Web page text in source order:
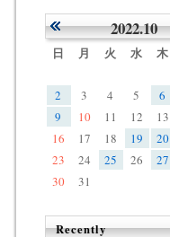
2022.10
日 月 火 水 木
2
3 4 5 6
9
10 11 12 13
16
17 18 19 20
23
24 25 26 27
30
31
Recently